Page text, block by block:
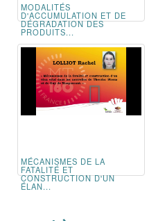
MODALITÉS
D'ACCUMULATION ET DE
DÉGRADATION DES
PRODUITS...
MÉCANISMES DE LA
FATALITÉ ET
CONSTRUCTION D'UN
ÉLAN...